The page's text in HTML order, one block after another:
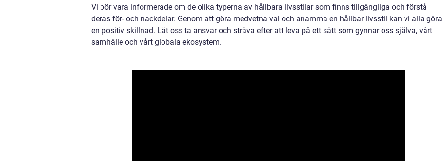
Vi bör vara informerade om de olika typerna av hållbara livsstilar som finns tillgängliga och förstå
deras för- och nackdelar. Genom att göra medvetna val och anamma en hållbar livsstil kan vi alla göra
en positiv skillnad. Låt oss ta ansvar och sträva efter att leva på ett sätt som gynnar oss själva, vårt
samhälle och vårt globala ekosystem.